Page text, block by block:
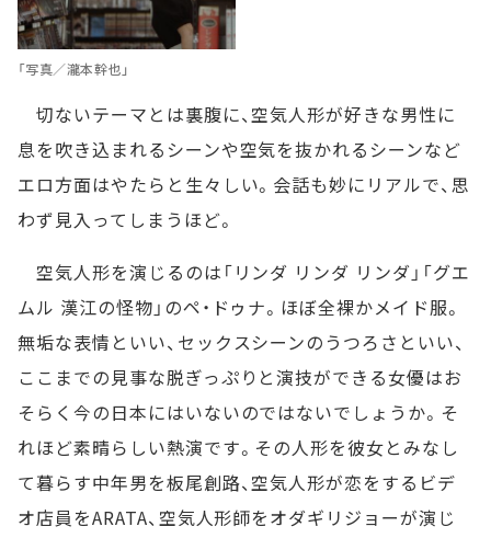
「写真／瀧本幹也」
切ないテーマとは裏腹に、空気人形が好きな男性に
息を吹き込まれるシーンや空気を抜かれるシーンなど
エロ方面はやたらと生々しい。会話も妙にリアルで、思
わず見入ってしまうほど。
空気人形を演じるのは「リンダ リンダ リンダ」「グエ
ムル 漢江の怪物」のペ・ドゥナ。ほぼ全裸かメイド服。
無垢な表情といい、セックスシーンのうつろさといい、
ここまでの見事な脱ぎっぷりと演技ができる女優はお
そらく今の日本にはいないのではないでしょうか。そ
れほど素晴らしい熱演です。その人形を彼女とみなし
て暮らす中年男を板尾創路、空気人形が恋をするビデ
オ店員をARATA、空気人形師をオダギリジョーが演じ